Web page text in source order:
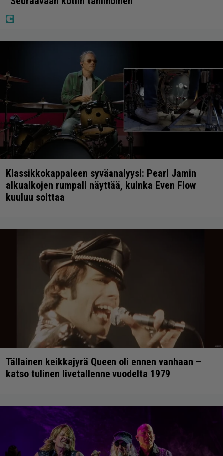
Klassikkokappaleen syväanalyysi: Pearl Jamin
alkuaikojen rumpali näyttää, kuinka Even Flow
kuuluu soittaa
Tällainen keikkajyrä Queen oli ennen vanhaan –
katso tulinen livetallenne vuodelta 1979